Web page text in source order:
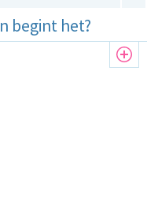
begint het?